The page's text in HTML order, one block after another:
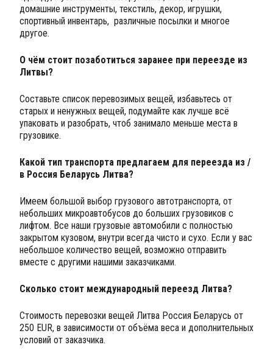
домашние инструменты, текстиль, декор, игрушки,
спортивный инвентарь, различные посылки и многое
другое.
О чём стоит позаботиться заранее при переезде из
Литвы?
Составьте список перевозимых вещей, избавьтесь от
старых и ненужных вещей, подумайте как лучше всё
упаковать и разобрать, чтоб занимало меньше места в
грузовике.
Какой тип транспорта предлагаем для переезда из /
в Россия Беларусь Литва?
Имеем большой выбор грузового автотранспорта, от
небольших микроавтобусов до больших грузовиков с
лифтом. Все наши грузовые автомобили с полностью
закрытом кузовом, внутри всегда чисто и сухо. Если у вас
небольшое количество вещей, возможно отправить
вместе с другими нашими заказчиками.
Сколько стоит международный переезд Литва?
Стоимость перевозки вещей Литва Россия Беларусь от
250 EUR, в зависимости от объёма веса и дополнительных
условий от заказчика.